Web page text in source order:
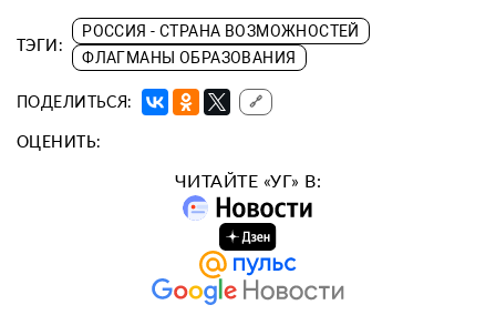
ТЭГИ:
РОССИЯ - СТРАНА ВОЗМОЖНОСТЕЙ
ФЛАГМАНЫ ОБРАЗОВАНИЯ
ПОДЕЛИТЬСЯ: 🔗
ОЦЕНИТЬ:
ЧИТАЙТЕ «УГ» В: